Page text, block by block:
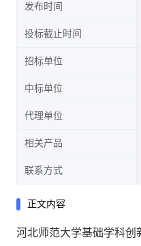
发布时间
投标截止时间
招标单位
中标单位
代理单位
相关产品
联系方式
正文内容
河北师范大学基础学科创